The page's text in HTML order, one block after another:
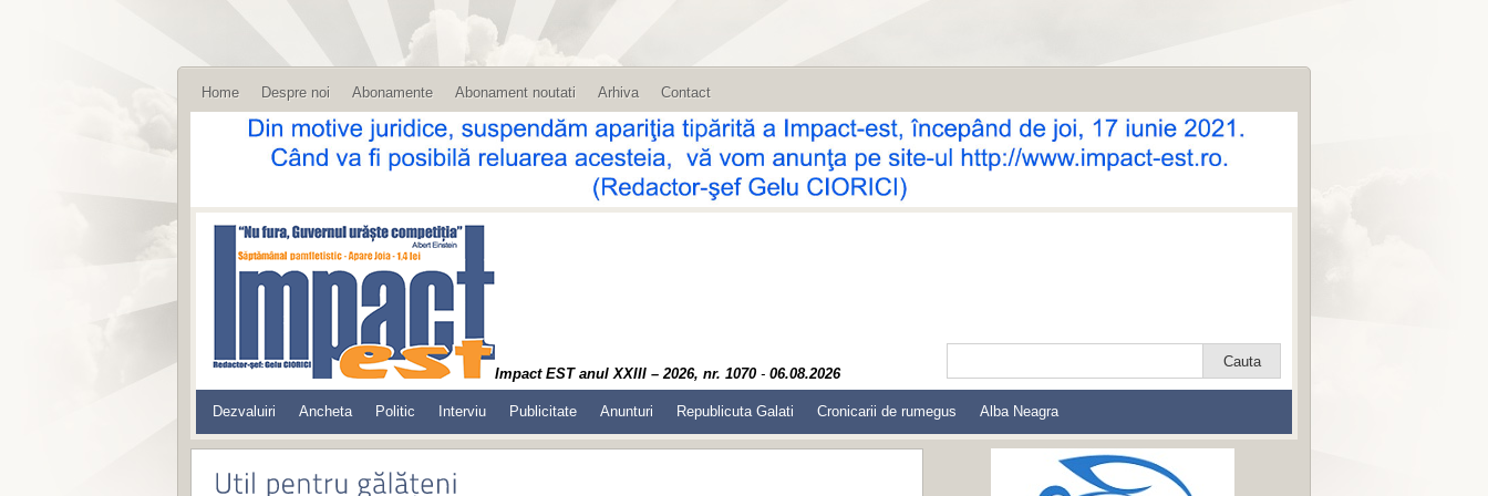
Home Despre noi Abonamente Abonament noutati Arhiva Contact
Impact EST anul XXIII – 2026, nr. 1070 - 06.08.2026
Dezvaluiri Ancheta Politic Interviu Publicitate Anunturi Republicuta Galati Cronicarii de rumegus Alba Neagra